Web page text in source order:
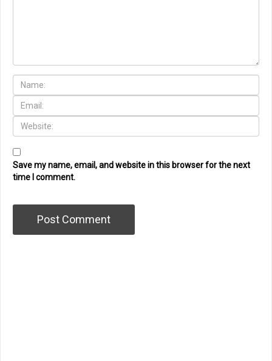
Save my name, email, and website in this browser for the next
time I comment.